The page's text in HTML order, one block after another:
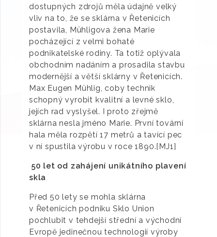
dostupných zdrojů měla údajně velký
vliv na to, že se sklárna v Řetenicích
postavila, Mühligova žena Marie
pocházející z velmi bohaté
podnikatelské rodiny. Ta totiž oplývala
obchodním nadáním a prosadila stavbu
modernější a větší sklárny v Řetenicích.
Max Eugen Mühlig, coby technik
schopný vyrobit kvalitní a levné sklo,
jejích rad vyslyšel. I proto zřejmě
sklárna nesla jméno Marie. První tovární
hala měla rozpětí 17 metrů a tavící pec
v ní spustila výrobu v roce 1890.[MJ1]
50 let od zahájení unikátního plavení
skla
Před 50 lety se mohla sklárna
v Řetenicích podniku Sklo Union
pochlubit v tehdejší střední a východní
Evropě jedinečnou technologií výroby